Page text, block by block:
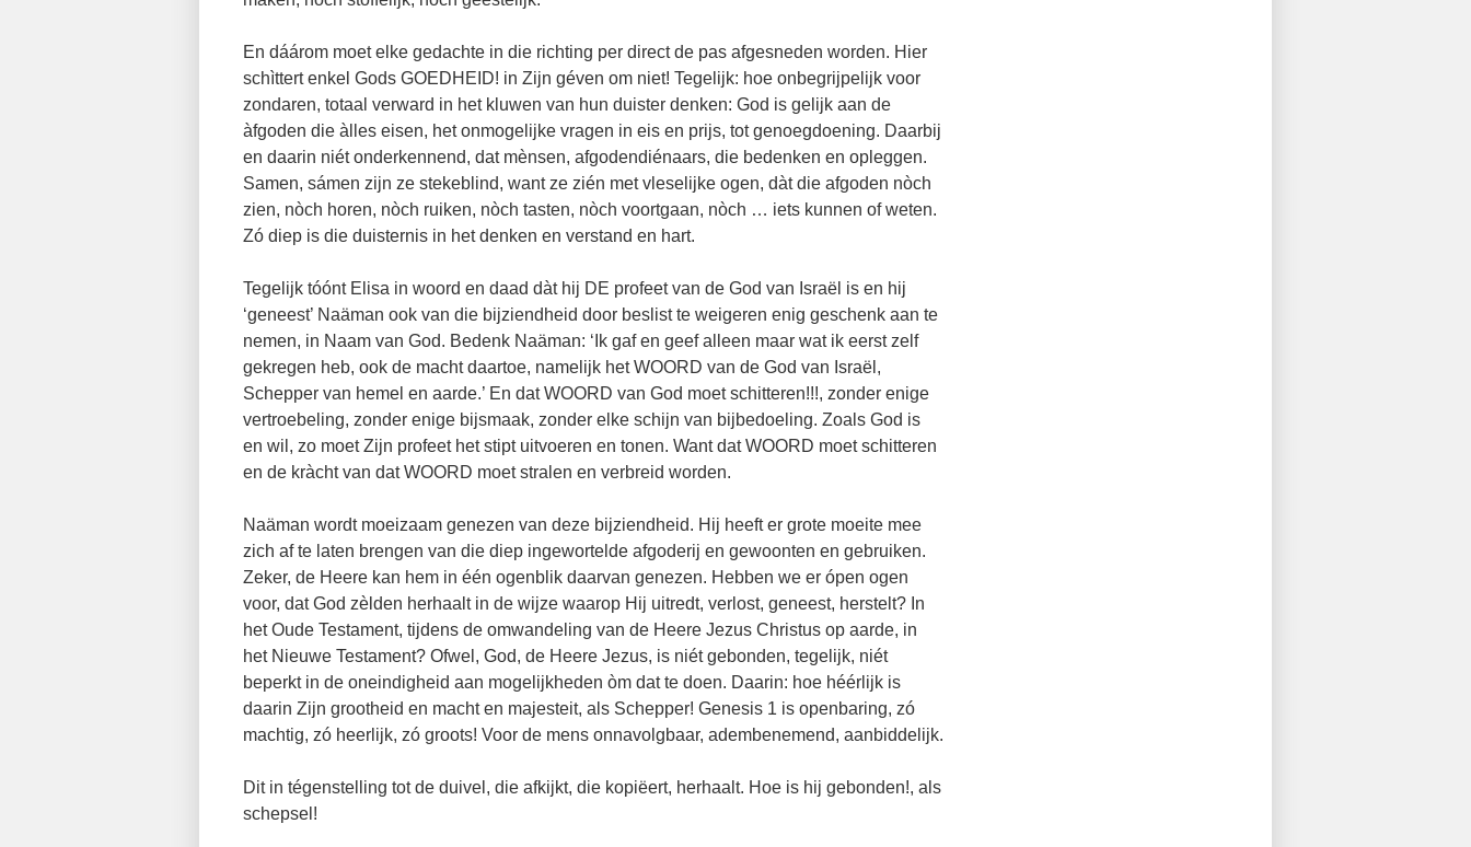
En dáárom moet elke gedachte in die richting per direct de pas afgesneden worden. Hier
schìttert enkel Gods GOEDHEID! in Zijn géven om niet! Tegelijk: hoe onbegrijpelijk voor
zondaren, totaal verward in het kluwen van hun duister denken: God is gelijk aan de
àfgoden die àlles eisen, het onmogelijke vragen in eis en prijs, tot genoegdoening. Daarbij
en daarin niét onderkennend, dat mènsen, afgodendiénaars, die bedenken en opleggen.
Samen, sámen zijn ze stekeblind, want ze zién met vleselijke ogen, dàt die afgoden nòch
zien, nòch horen, nòch ruiken, nòch tasten, nòch voortgaan, nòch … iets kunnen of weten.
Zó diep is die duisternis in het denken en verstand en hart.
Tegelijk tóónt Elisa in woord en daad dàt hij DE profeet van de God van Israël is en hij
‘geneest’ Naäman ook van die bijziendheid door beslist te weigeren enig geschenk aan te
nemen, in Naam van God. Bedenk Naäman: ‘Ik gaf en geef alleen maar wat ik eerst zelf
gekregen heb, ook de macht daartoe, namelijk het WOORD van de God van Israël,
Schepper van hemel en aarde.’ En dat WOORD van God moet schitteren!!!, zonder enige
vertroebeling, zonder enige bijsmaak, zonder elke schijn van bijbedoeling. Zoals God is
en wil, zo moet Zijn profeet het stipt uitvoeren en tonen. Want dat WOORD moet schitteren
en de kràcht van dat WOORD moet stralen en verbreid worden.
Naäman wordt moeizaam genezen van deze bijziendheid. Hij heeft er grote moeite mee
zich af te laten brengen van die diep ingewortelde afgoderij en gewoonten en gebruiken.
Zeker, de Heere kan hem in één ogenblik daarvan genezen. Hebben we er ópen ogen
voor, dat God zèlden herhaalt in de wijze waarop Hij uitredt, verlost, geneest, herstelt? In
het Oude Testament, tijdens de omwandeling van de Heere Jezus Christus op aarde, in
het Nieuwe Testament? Ofwel, God, de Heere Jezus, is niét gebonden, tegelijk, niét
beperkt in de oneindigheid aan mogelijkheden òm dat te doen. Daarin: hoe héérlijk is
daarin Zijn grootheid en macht en majesteit, als Schepper! Genesis 1 is openbaring, zó
machtig, zó heerlijk, zó groots! Voor de mens onnavolgbaar, adembenemend, aanbiddelijk.
Dit in tégenstelling tot de duivel, die afkijkt, die kopiëert, herhaalt. Hoe is hij gebonden!, als
schepsel!